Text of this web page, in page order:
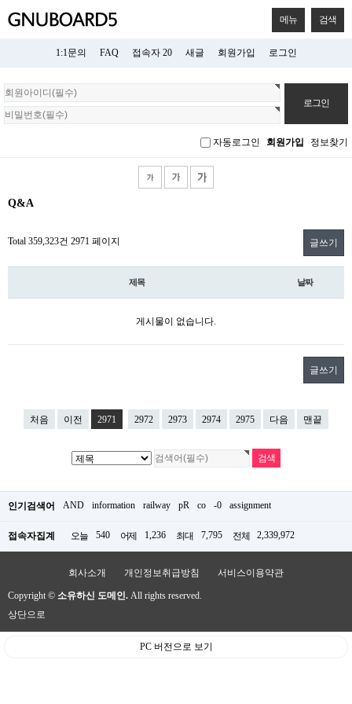
메뉴 검색
1:1문의 FAQ 접속자 20 새글 회원가입 로그인
회
원
로
자동로그인 회원가입 정보찾기
Q&A
Total 359,323건 2971 페이지 글쓰기
제목 날짜
게시물이 없습니다.
글쓰기
처음 이전 2971 2972 2973 2974 2975 다음 맨끝
인기검색어 AND information railway pR co -0 assignment
접속자집계 오늘 540 어제 1,236 최대 7,795 전체 2,339,972
회사소개 개인정보취급방침 서비스이용약관
Copyright © 소유하신 도메인. All rights reserved.
상단으로
PC 버전으로 보기